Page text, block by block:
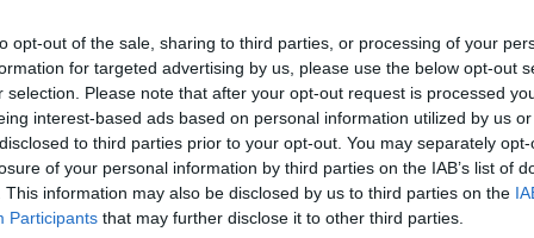
opt-out of the sale, sharing to third parties, or processing of your
for targeted advertising by us, please use the below opt-out
selection. Please note that after your opt-out request is processed
interest-based ads based on personal information utilized by us
to third parties prior to your opt-out. You may separately
of your personal information by third parties on the IAB’s list of
This information may also be disclosed by us to third parties on the
Participants that may further disclose it to other third parties.
τονίζοντας ότι ο μικρός της έχει ήδη
κοιτάει, του λέω τραγούδια και μπορώ να
με ένα παιδί σχεδόν δύο ετών,
ματιά στη ζωή, χωρίς να αναιρεί την